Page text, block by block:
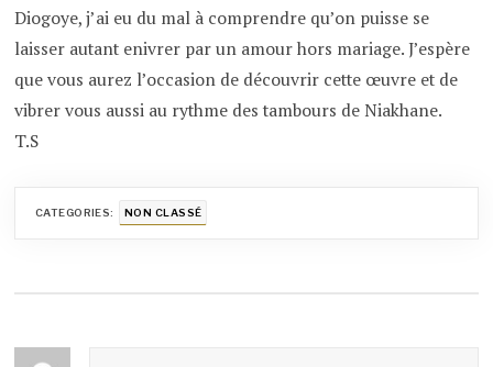
Diogoye, j’ai eu du mal à comprendre qu’on puisse se
laisser autant enivrer par un amour hors mariage. J’espère
que vous aurez l’occasion de découvrir cette œuvre et de
vibrer vous aussi au rythme des tambours de Niakhane.
T.S
CATEGORIES: NON CLASSÉ